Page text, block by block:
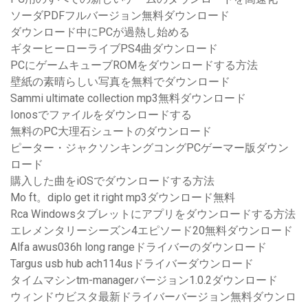
ソーダPDFフルバージョン無料ダウンロード
ダウンロード中にPCが過熱し始める
ギターヒーローライブPS4曲ダウンロード
PCにゲームキューブROMをダウンロードする方法
壁紙の素晴らしい写真を無料でダウンロード
Sammi ultimate collection mp3無料ダウンロード
Ionosでファイルをダウンロードする
無料のPC大理石シュートのダウンロード
ピーター・ジャクソンキングコングPCゲーマー版ダウン
ロード
購入した曲をiOSでダウンロードする方法
Mo ft。diplo get it right mp3ダウンロード無料
Rca Windowsタブレットにアプリをダウンロードする方法
エレメンタリーシーズン4エピソード20無料ダウンロード
Alfa awus036h long rangeドライバーのダウンロード
Targus usb hub ach114usドライバーダウンロード
タイムマシンtm-managerバージョン1.0.2ダウンロード
ウィンドウビスタ最新ドライバーバージョン無料ダウンロ